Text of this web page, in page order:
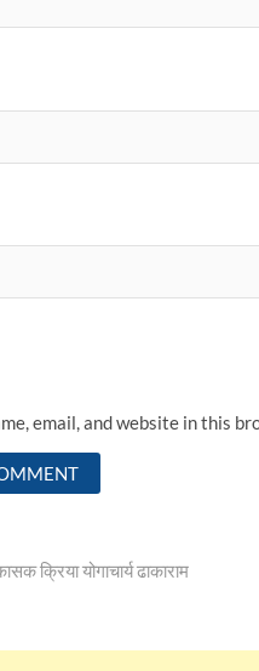
email, and website in this
क्रिया योगाचार्य ढाकाराम